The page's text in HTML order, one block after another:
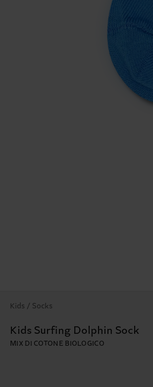
Kids / Socks
Kids Surfing Dolphin Sock
MIX DI COTONE BIOLOGICO